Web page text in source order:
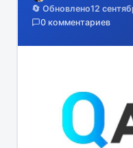
🔄 Обновлено12
0 комментариев